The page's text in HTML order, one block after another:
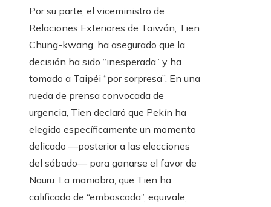
Por su parte, el viceministro de
Relaciones Exteriores de Taiwán, Tien
Chung-kwang, ha asegurado que la
decisión ha sido “inesperada” y ha
tomado a Taipéi “por sorpresa”. En una
rueda de prensa convocada de
urgencia, Tien declaró que Pekín ha
elegido específicamente un momento
delicado —posterior a las elecciones
del sábado— para ganarse el favor de
Nauru. La maniobra, que Tien ha
calificado de “emboscada”, equivale,